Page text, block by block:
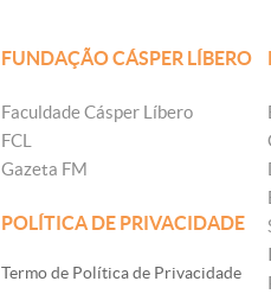
FUNDAÇÃO CÁSPER LÍBERO
Faculdade Cásper Líbero
FCL
Gazeta FM
POLÍTICA DE PRIVACIDADE
Termo de Política de Privacidade